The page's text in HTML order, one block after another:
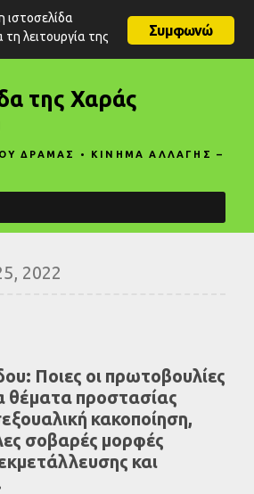
της Χαράς
ΔΡΑΜΑΣ • ΚΙΝΗΜΑ ΑΛΛΑΓΗΣ –
2022
Ποιες οι πρωτοβουλίες
θέματα προστασίας
κακοποίηση,
σοβαρές μορφές
και
Συμφωνώ
ιστοσελίδα
τη λειτουργία της